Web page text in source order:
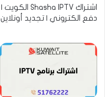
اشتراك Shasha IPTV الكويت |
دفع الكتروني | تجديد أونلاين